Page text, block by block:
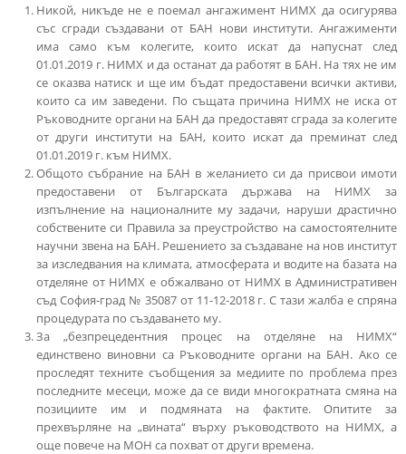
Никой, никъде не е поемал ангажимент НИМХ да осигурява
със сгради създавани от БАН нови институти. Ангажименти
има само към колегите, които искат да напуснат след
01.01.2019 г. НИМХ и да останат да работят в БАН. На тях не им
се оказва натиск и ще им бъдат предоставени всички активи,
които са им заведени. По същата причина НИМХ не иска от
Ръководните органи на БАН да предоставят сграда за колегите
от други институти на БАН, които искат да преминат след
01.01.2019 г. към НИМХ.
Общото събрание на БАН в желанието си да присвои имоти
предоставени от Българската държава на НИМХ за
изпълнение на националните му задачи, наруши драстично
собствените си Правила за преустройство на самостоятелните
научни звена на БАН. Решението за създаване на нов институт
за изследвания на климата, атмосферата и водите на базата на
отделяне от НИМХ е обжалвано от НИМХ в Административен
съд София-град № 35087 от 11-12-2018 г. С тази жалба е спряна
процедурата по създаването му.
За „безпрецедентния процес на отделяне на НИМХ“
единствено виновни са Ръководните органи на БАН. Ако се
проследят техните съобщения за медиите по проблема през
последните месеци, може да се види многократната смяна на
позициите им и подмяната на фактите. Опитите за
прехвърляне на „вината“ върху ръководството на НИМХ, а
още повече на МОН са похват от други времена.